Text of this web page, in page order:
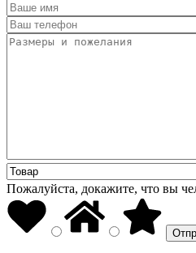
Пожалуйста, докажите, что вы